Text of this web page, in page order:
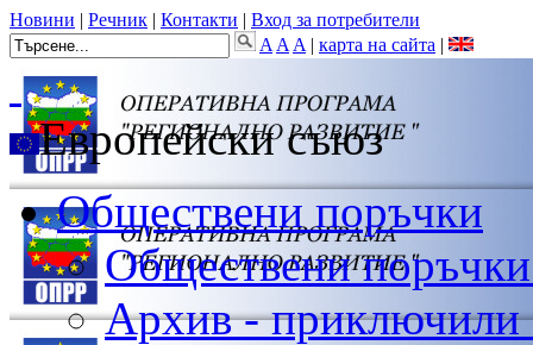
Новини | Речник | Контакти | Вход за потребители
A A A | карта на сайта |
Европейски съюз
Обществени поръчки
Обществени
Архив -